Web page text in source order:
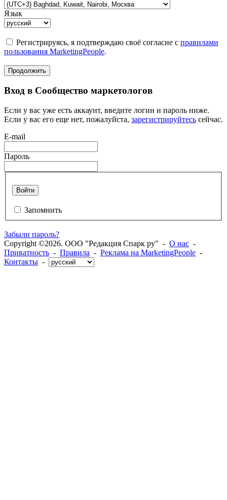
Язык
Регистрируясь, я подтверждаю своё согласие с правилами
пользования MarketingPeople.
Продолжить
Вход в Сообщество маркетологов
Если у вас уже есть аккаунт, введите логин и пароль ниже.
Если у вас его еще нет, пожалуйста, зарегистрируйтесь сейчас.
E-mail
Пароль
Войти
Запомнить
Забыли пароль?
Copyright ©2026. ООО "Редакция Спарк ру" - О нас -
Приватность - Правила - Реклама на MarketingPeople -
Контакты -